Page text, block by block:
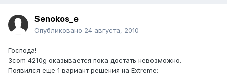
Senokos_e
Опубликовано 24 августа, 2010
Господа!
3com 4210g оказывается пока достать невозможно.
Появился еще 1 вариант решения на Extreme: